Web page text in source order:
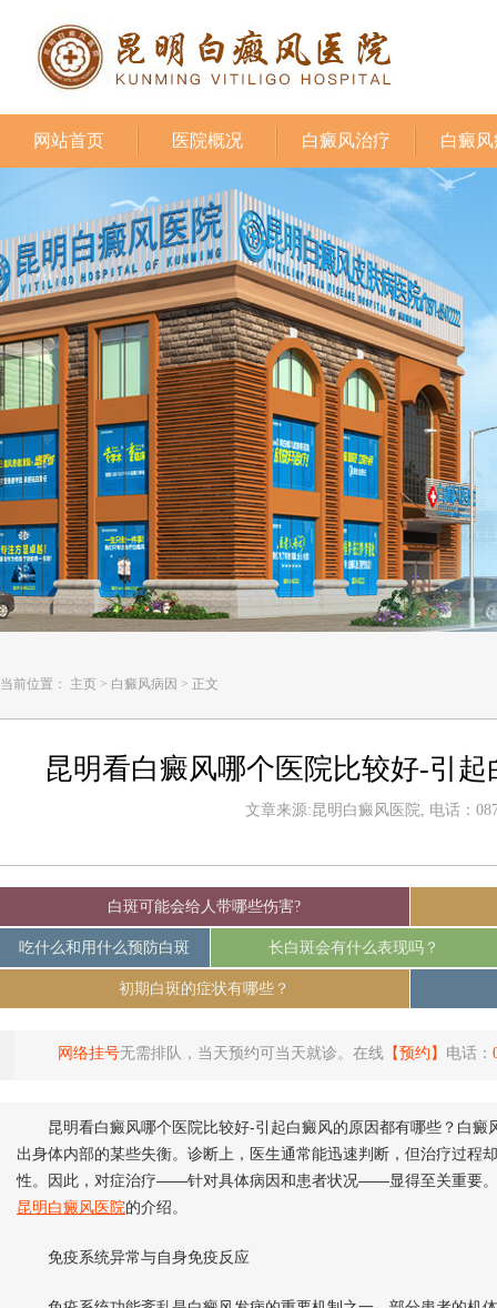
网站首页 医院概况 白癜风治疗 白癜
当前位置： 主页 > 白癜风病因 > 正文
昆明看白癜风哪个医院比较好-引
文章来源:昆明白癜风医院, 电话：
白斑可能会给人带哪些伤害?
吃什么和用什么预防白斑 长白斑会有什么表现吗？
初期白斑的症状有哪些？
网络挂号无需排队，当天预约可当天就诊。在线 【预约】 电话：
昆明看白癜风哪个医院比较好-引起白癜风的原因都有哪些？白癜
出身体内部的某些失衡。诊断上，医生通常能迅速判断，但治疗过程
性。因此，对症治疗——针对具体病因和患者状况——显得至关重要
昆明白癜风医院的介绍。
免疫系统异常与自身免疫反应